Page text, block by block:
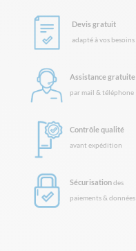
Devis gratuit
adapté à vos besoins
Assistance gratuite
par mail & téléphone
Contrôle qualité
avant expédition
Sécurisationdes
paiements & données